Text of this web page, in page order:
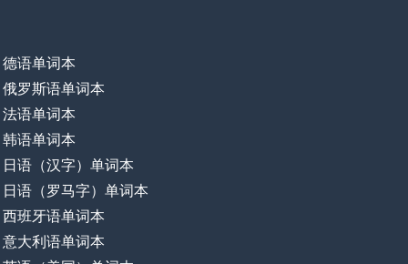
德语单词本
俄罗斯语单词本
法语单词本
韩语单词本
日语（汉字）单词本
日语（罗马字）单词本
西班牙语单词本
意大利语单词本